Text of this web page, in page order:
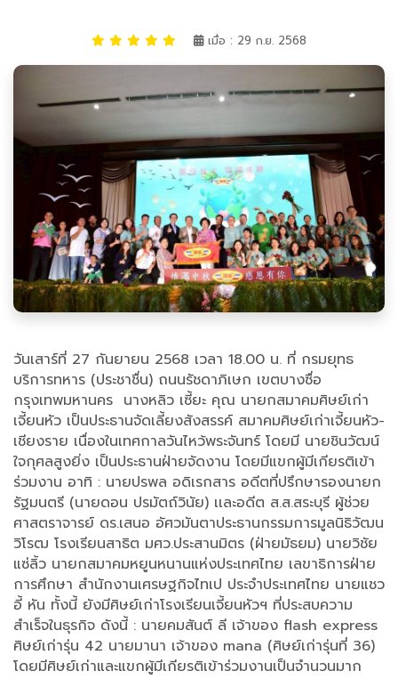
เมื่อ : 29 ก.ย. 2568
วันเสาร์​ที่ 27​​ กันยายน 2568​ ​เวลา 18.00 น.​ ที่ กรมยุทธ
บริการทหาร (ประชาชื่น)​ ถนนรัชดาภิเษก​ เขตบางซื่อ
กรุงเทพมหานคร​ นางหลิว เซี้ยะ คุณ นายกสมาคมศิษย์เก่า
เจี้ยนหัว เป็นประธาน​จัดเลี้ยงสังสรรค์​ สมาคมศิษย์เก่าเจี้ยนหัว-
เชียงราย เนื่องในเทศกาลวันไหว้พระจันทร์​ โดยมี​ นายชินวัฒน์
ใจกุศลสูงยิ่ง เป็นประธานฝ่ายจัดงาน ​โดยมี​แขกผู้มีเกียรติ​เข้า
ร่วมงาน​ อาทิ​ : นายปรพล อดิเรกสาร อดีตที่ปรึกษารองนายก
รัฐมนตรี (นายดอน ปรมัตถ์วินัย)​ เเละอดีต ส.ส.สระบุรี ผู้ช่วย
ศาสตราจารย์ ดร.เสนอ อัศวมันตาประธานกรรมการมูลนิธิวัฒน
วิโรฒ โรงเรียนสาธิต มศว.ประสานมิตร (ฝ่ายมัธยม) นายวิชัย
แซ่ลิ้ว นายกสมาคมหยูนหนานแห่งประเทศไทย เลขาธิการฝ่าย
การศึกษา สำนักงานเศรษฐกิจไทเป ประจำประเทศไทย นายแชว
อี้ หัน ทั้งนี้ ยังมี​ศิษย์เก่า​โรงเรียน​เจี้ยนหัว​ฯ​ ที่ประสบความ
สำเร็จในธุรกิจ​ ดังนี้​ : นายคมสันต์ ลี เจ้าของ flash express
ศิษย์เก่ารุ่น 42 นายมานา เจ้าของ mana (ศิษย์เก่ารุ่น​ที่​ 36)​
โดยมีศิษย์เก่าและแขกผู้มีเกียรติเข้าร่วมงานเป็นจำนวนมาก